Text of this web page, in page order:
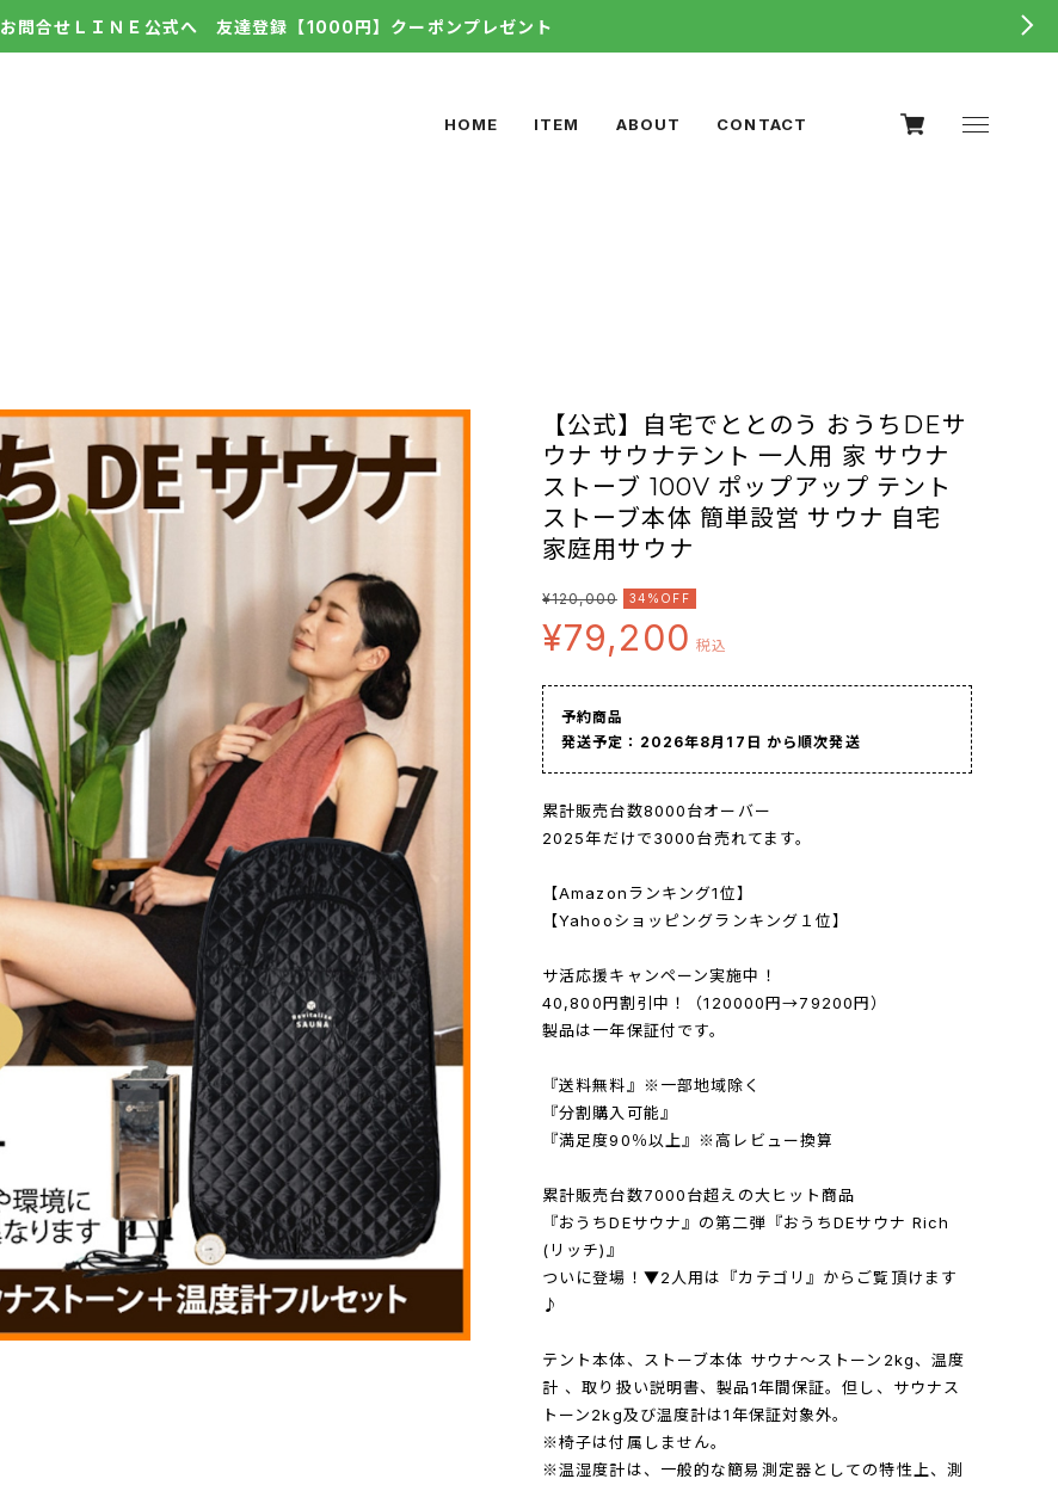
お問合せＬＩＮＥ公式へ 友達登録【1000円】クーポンプレゼント
HOME ITEM ABOUT CONTACT
【公式】自宅でととのう おうちDEサ
ウナ サウナテント 一人用 家 サウナ
ストーブ 100V ポップアップ テント
ストーブ本体 簡単設営 サウナ 自宅
家庭用サウナ
¥120,000 34%OFF
¥79,200 税込
予約商品
発送予定：2026年8月17日 から順次発送
累計販売台数8000台オーバー
2025年だけで3000台売れてます。
【Amazonランキング1位】
【Yahooショッピングランキング１位】
サ活応援キャンペーン実施中！
40,800円割引中！（120000円→79200円）
製品は一年保証付です。
『送料無料』※一部地域除く
『分割購入可能』
『満足度90％以上』※高レビュー換算
累計販売台数7000台超えの大ヒット商品
『おうちDEサウナ』の第二弾『おうちDEサウナ Rich
(リッチ)』
ついに登場！▼2人用は『カテゴリ』からご覧頂けます
♪
テント本体、ストーブ本体 サウナ〜ストーン2kg、温度
計 、取り扱い説明書、製品1年間保証。但し、サウナス
トーン2kg及び温度計は1年保証対象外。
※椅子は付属しません。
※温湿度計は、一般的な簡易測定器としての特性上、測